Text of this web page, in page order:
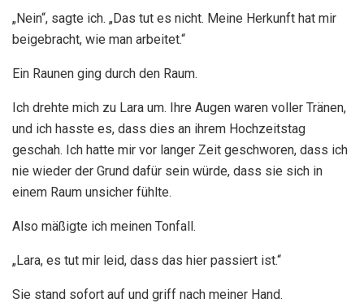
„Nein“, sagte ich. „Das tut es nicht. Meine Herkunft hat mir
beigebracht, wie man arbeitet.“
Ein Raunen ging durch den Raum.
Ich drehte mich zu Lara um. Ihre Augen waren voller Tränen,
und ich hasste es, dass dies an ihrem Hochzeitstag
geschah. Ich hatte mir vor langer Zeit geschworen, dass ich
nie wieder der Grund dafür sein würde, dass sie sich in
einem Raum unsicher fühlte.
Also mäßigte ich meinen Tonfall.
„Lara, es tut mir leid, dass das hier passiert ist.“
Sie stand sofort auf und griff nach meiner Hand.